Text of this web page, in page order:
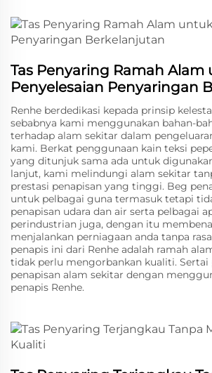
Tas Penyaring Ramah Alam
Penyelesaian Penyaringan
Renhe berdedikasi kepada prinsip
sebabnya kami menggunakan bahan-
terhadap alam sekitar dalam
kami. Berkat penggunaan kain teksi
yang ditunjuk sama ada untuk
lanjut, kami melindungi alam sekitar
prestasi penapisan yang tinggi. Beg
untuk pelbagai guna termasuk tetapi
penapisan udara dan air serta pelbagai
perindustrian juga, dengan itu
menjalankan perniagaan anda tanpa
penapis ini dari Renhe adalah ramah
tidak perlu mengorbankan kualiti.
penapisan alam sekitar dengan
penapis Renhe.